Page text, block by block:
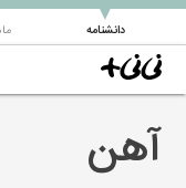
دانشنامه
▼
آهن